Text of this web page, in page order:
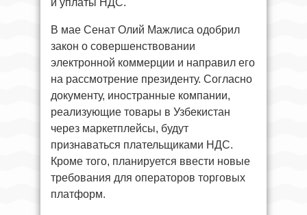
и уплаты НДС.
В мае Сенат Олий Мажлиса одобрил
закон о совершенствовании
электронной коммерции и направил его
на рассмотрение президенту. Согласно
документу, иностранные компании,
реализующие товары в Узбекистан
через маркетплейсы, будут
признаваться плательщиками НДС.
Кроме того, планируется ввести новые
требования для операторов торговых
платформ.